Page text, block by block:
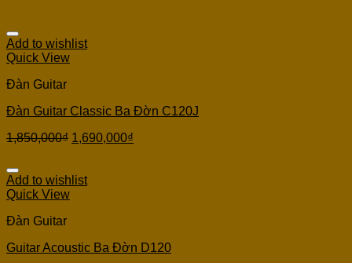
Add to wishlist
Quick View
Đàn Guitar
Đàn Guitar Classic Ba Đờn C120J
1,850,000₫ 1,690,000₫
Add to wishlist
Quick View
Đàn Guitar
Guitar Acoustic Ba Đờn D120